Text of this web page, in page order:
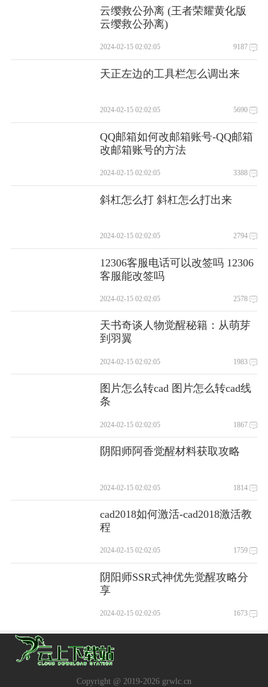
云缨救公孙离 (王者荣耀黄化版
云缨救公孙离)
2024-02-15 02:02:05 9187
天正左边的工具栏怎么调出来
2024-02-15 02:02:05 5690
QQ邮箱如何改邮箱账号-QQ邮箱
改邮箱账号的方法
2024-02-15 02:02:05 3388
斜杠怎么打 斜杠怎么打出来
2024-02-15 02:02:05 2794
12306客服电话可以改签吗 12306
客服能改签吗
2024-02-15 02:02:05 2578
天书奇谈人物觉醒秘籍：从萌芽
到羽翼
2024-02-15 02:02:05 1983
图片怎么转cad 图片怎么转cad线
条
2024-02-15 02:02:05 1867
阴阳师阿香觉醒材料获取攻略
2024-02-15 02:02:05 1814
cad2018如何激活-cad2018激活教
程
2024-02-15 02:02:05 1759
阴阳师SSR式神优先觉醒攻略分
享
2024-02-15 02:02:05 1673
Copyright @ 2019-2026 grwlc.cn